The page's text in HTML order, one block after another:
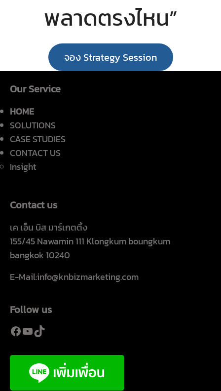
พลาดตรงไหน”
จอง Strategy Session
Our Service
HOME
SOLUTIONS
CASE STUDIES
CONTACT US
Insight
Contact us
เค เอ็น บิส มาร์เกตติ้ง
155/45 Nawamin 111 Klongkum boungkum
bangkok 10240
E-Mail:info@knbizmarketing.com
Follow us
Facebook
YouTube
TikTok